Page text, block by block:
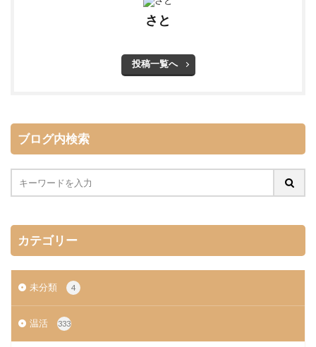
さと
投稿一覧へ
ブログ内検索
カテゴリー
未分類 4
温活 333